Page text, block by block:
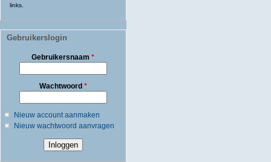
links.
Gebruikerslogin
Gebruikersnaam*
Wachtwoord *
Nieuw account aanmaken
Nieuw wachtwoord aanvragen